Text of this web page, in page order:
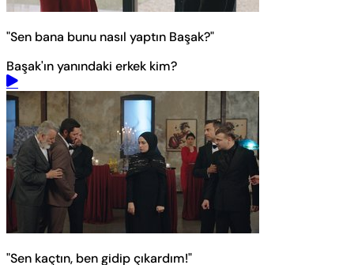
"Sen bana bunu nasıl yaptın Başak?"
Başak'ın yanındaki erkek kim?
"Sen kaçtın, ben gidip çıkardım!"